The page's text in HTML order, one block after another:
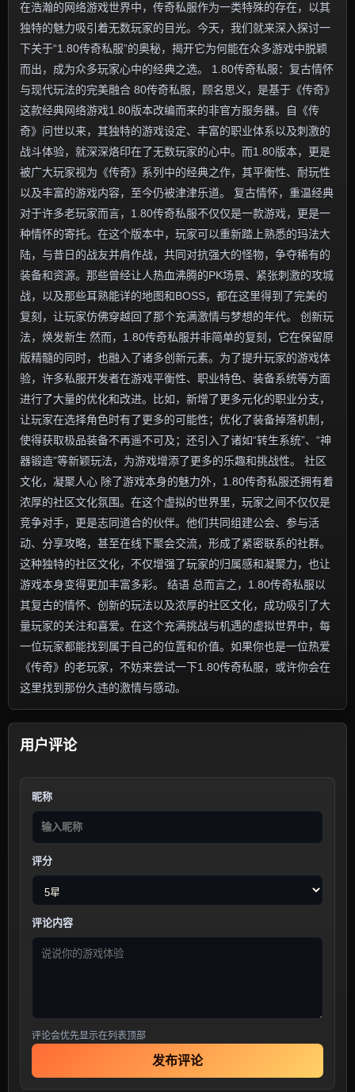
在浩瀚的网络游戏世界中，传奇私服作为一类特殊的存在，以其
独特的魅力吸引着无数玩家的目光。今天，我们就来深入探讨一
下关于“1.80传奇私服”的奥秘，揭开它为何能在众多游戏中脱颖
而出，成为众多玩家心中的经典之选。 1.80传奇私服：复古情怀
与现代玩法的完美融合 80传奇私服，顾名思义，是基于《传奇》
这款经典网络游戏1.80版本改编而来的非官方服务器。自《传
奇》问世以来，其独特的游戏设定、丰富的职业体系以及刺激的
战斗体验，就深深烙印在了无数玩家的心中。而1.80版本，更是
被广大玩家视为《传奇》系列中的经典之作，其平衡性、耐玩性
以及丰富的游戏内容，至今仍被津津乐道。 复古情怀，重温经典
对于许多老玩家而言，1.80传奇私服不仅仅是一款游戏，更是一
种情怀的寄托。在这个版本中，玩家可以重新踏上熟悉的玛法大
陆，与昔日的战友并肩作战，共同对抗强大的怪物，争夺稀有的
装备和资源。那些曾经让人热血沸腾的PK场景、紧张刺激的攻城
战，以及那些耳熟能详的地图和BOSS，都在这里得到了完美的
复刻，让玩家仿佛穿越回了那个充满激情与梦想的年代。 创新玩
法，焕发新生 然而，1.80传奇私服并非简单的复刻，它在保留原
版精髓的同时，也融入了诸多创新元素。为了提升玩家的游戏体
验，许多私服开发者在游戏平衡性、职业特色、装备系统等方面
进行了大量的优化和改进。比如，新增了更多元化的职业分支，
让玩家在选择角色时有了更多的可能性；优化了装备掉落机制，
使得获取极品装备不再遥不可及；还引入了诸如“转生系统”、“神
器锻造”等新颖玩法，为游戏增添了更多的乐趣和挑战性。 社区
文化，凝聚人心 除了游戏本身的魅力外，1.80传奇私服还拥有着
浓厚的社区文化氛围。在这个虚拟的世界里，玩家之间不仅仅是
竞争对手，更是志同道合的伙伴。他们共同组建公会、参与活
动、分享攻略，甚至在线下聚会交流，形成了紧密联系的社群。
这种独特的社区文化，不仅增强了玩家的归属感和凝聚力，也让
游戏本身变得更加丰富多彩。 结语 总而言之，1.80传奇私服以
其复古的情怀、创新的玩法以及浓厚的社区文化，成功吸引了大
量玩家的关注和喜爱。在这个充满挑战与机遇的虚拟世界中，每
一位玩家都能找到属于自己的位置和价值。如果你也是一位热爱
《传奇》的老玩家，不妨来尝试一下1.80传奇私服，或许你会在
这里找到那份久违的激情与感动。
用户评论
昵称
评分
评论内容
评论会优先显示在列表顶部
发布评论